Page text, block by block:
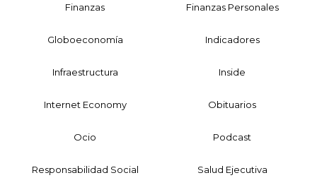
Finanzas Finanzas Personales
Globoeconomía Indicadores
Infraestructura Inside
Internet Economy Obituarios
Ocio Podcast
Responsabilidad Social Salud Ejecutiva